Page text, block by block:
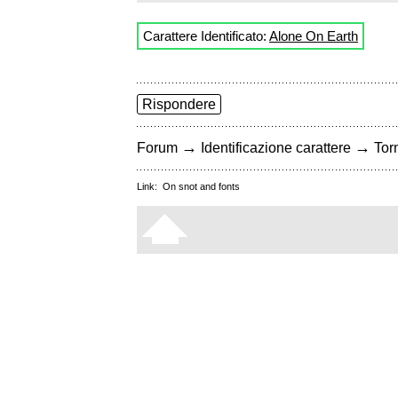
Carattere Identificato: Alone On Earth
Rispondere
Forum → Identificazione carattere →
Link: On snot and fonts